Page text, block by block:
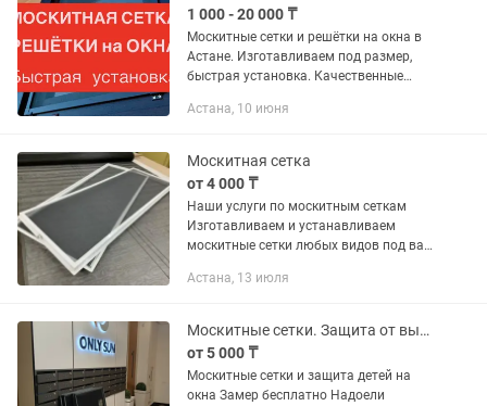
1 000 - 20 000 ₸
Москитные сетки и решётки на окна в
Астане. Изготавливаем под размер,
быстрая установка. Качественные
Астана, 10 июня
Москитная сетка
от 4 000 ₸
Наши услуги по москитным сеткам
Изготавливаем и устанавливаем
москитные сетки любых видов под ваш
Изготовление под окно (точно по
Гарантия...
Астана, 13 июля
Москитные сетки. Защита от выпадения детей. Скидки до -27%
от 5 000 ₸
Москитные сетки и защита детей на
окна Замер бесплатно Надоели